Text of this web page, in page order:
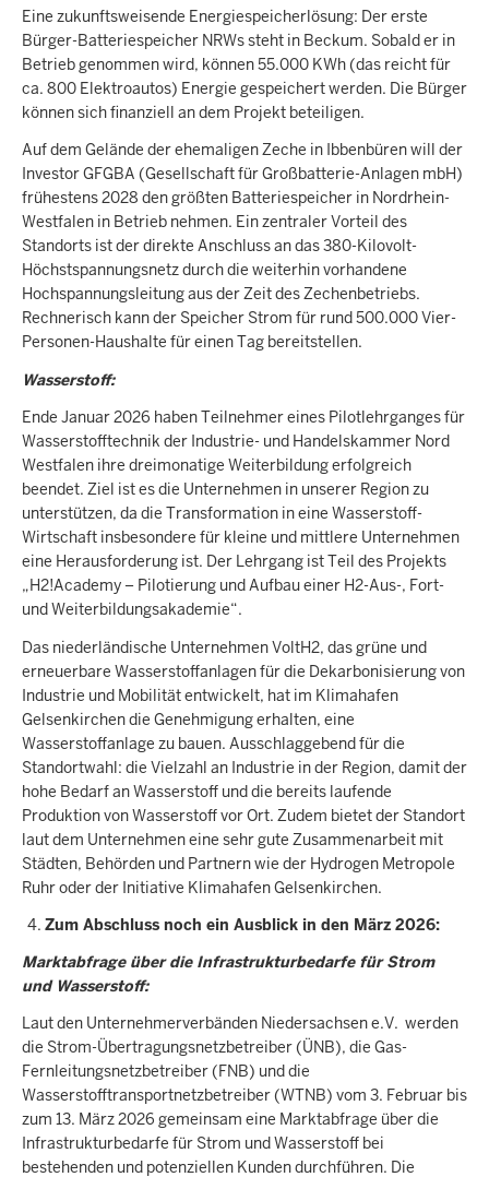
Eine zukunftsweisende Energiespeicherlösung: Der erste
Bürger-Batteriespeicher NRWs steht in Beckum. Sobald er in
Betrieb genommen wird, können 55.000 KWh (das reicht für
ca. 800 Elektroautos) Energie gespeichert werden. Die Bürger
können sich finanziell an dem Projekt beteiligen.
Auf dem Gelände der ehemaligen Zeche in Ibbenbüren will der
Investor GFGBA (Gesellschaft für Großbatterie-Anlagen mbH)
frühestens 2028 den größten Batteriespeicher in Nordrhein-
Westfalen in Betrieb nehmen. Ein zentraler Vorteil des
Standorts ist der direkte Anschluss an das 380-Kilovolt-
Höchstspannungsnetz durch die weiterhin vorhandene
Hochspannungsleitung aus der Zeit des Zechenbetriebs.
Rechnerisch kann der Speicher Strom für rund 500.000 Vier-
Personen-Haushalte für einen Tag bereitstellen.
Wasserstoff:
Ende Januar 2026 haben Teilnehmer eines Pilotlehrganges für
Wasserstofftechnik der Industrie- und Handelskammer Nord
Westfalen ihre dreimonatige Weiterbildung erfolgreich
beendet. Ziel ist es die Unternehmen in unserer Region zu
unterstützen, da die Transformation in eine Wasserstoff-
Wirtschaft insbesondere für kleine und mittlere Unternehmen
eine Herausforderung ist. Der Lehrgang ist Teil des Projekts
„H2!Academy – Pilotierung und Aufbau einer H2-Aus-, Fort-
und Weiterbildungsakademie“.
Das niederländische Unternehmen VoltH2, das grüne und
erneuerbare Wasserstoffanlagen für die Dekarbonisierung von
Industrie und Mobilität entwickelt, hat im Klimahafen
Gelsenkirchen die Genehmigung erhalten, eine
Wasserstoffanlage zu bauen. Ausschlaggebend für die
Standortwahl: die Vielzahl an Industrie in der Region, damit der
hohe Bedarf an Wasserstoff und die bereits laufende
Produktion von Wasserstoff vor Ort. Zudem bietet der Standort
laut dem Unternehmen eine sehr gute Zusammenarbeit mit
Städten, Behörden und Partnern wie der Hydrogen Metropole
Ruhr oder der Initiative Klimahafen Gelsenkirchen.
Zum Abschluss noch ein Ausblick in den März 2026:
Marktabfrage über die Infrastrukturbedarfe für Strom
und Wasserstoff:
Laut den Unternehmerverbänden Niedersachsen e.V. werden
die Strom-Übertragungsnetzbetreiber (ÜNB), die Gas-
Fernleitungsnetzbetreiber (FNB) und die
Wasserstofftransportnetzbetreiber (WTNB) vom 3. Februar bis
zum 13. März 2026 gemeinsam eine Marktabfrage über die
Infrastrukturbedarfe für Strom und Wasserstoff bei
bestehenden und potenziellen Kunden durchführen. Die